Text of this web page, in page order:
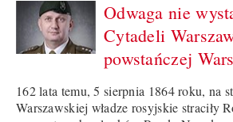
Odwaga nie
Cytadeli
powstańczej
162 lata temu, 5 sierpnia 1864 roku, na
Warszawskiej władze rosyjskie straciły